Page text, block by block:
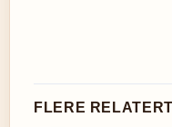
FLERE